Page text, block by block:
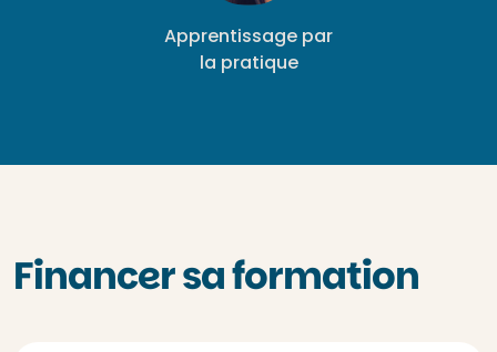
Apprentissage par
la pratique
Financer sa formation